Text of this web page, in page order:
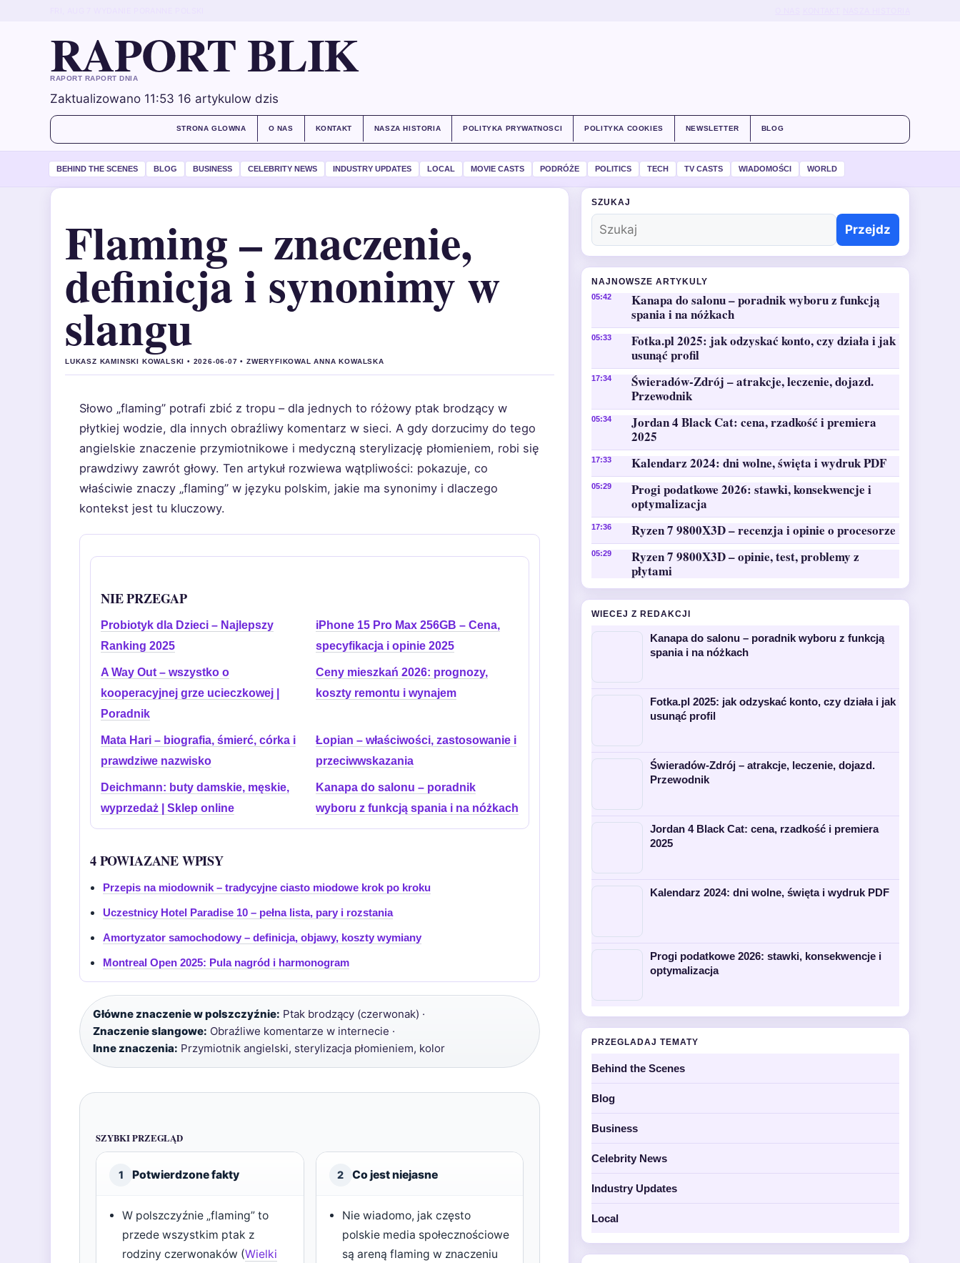
RAPORT BLIK
RAPORT RAPORT DNIA
Zaktualizowano 11:53 16 artykulow dzis
STRONA GLOWNA O NAS KONTAKT NASZA HISTORIA POLITYKA PRYWATNOSCI POLITYKA COOKIES NEWSLETTER BLOG
BEHIND THE SCENES BLOG BUSINESS CELEBRITY NEWS INDUSTRY UPDATES LOCAL MOVIE CASTS PODRÓŻE POLITICS TECH TV CASTS WIADOMOŚCI WORLD
Flaming – znaczenie,
definicja i synonimy w
slangu
LUKASZ KAMINSKI KOWALSKI • 2026-06-07 • ZWERYFIKOWAL ANNA KOWALSKA
Słowo „flaming” potrafi zbić z tropu – dla jednych to różowy ptak brodzący w
płytkiej wodzie, dla innych obraźliwy komentarz w sieci. A gdy dorzucimy do tego
angielskie znaczenie przymiotnikowe i medyczną sterylizację płomieniem, robi się
prawdziwy zawrót głowy. Ten artykuł rozwiewa wątpliwości: pokazuje, co
właściwie znaczy „flaming” w języku polskim, jakie ma synonimy i dlaczego
kontekst jest tu kluczowy.
NIE PRZEGAP
Probiotyk dla Dzieci – Najlepszy
Ranking 2025
iPhone 15 Pro Max 256GB – Cena,
specyfikacja i opinie 2025
A Way Out – wszystko o
kooperacyjnej grze ucieczkowej |
Poradnik
Ceny mieszkań 2026: prognozy,
koszty remontu i wynajem
Mata Hari – biografia, śmierć, córka i
prawdziwe nazwisko
Łopian – właściwości, zastosowanie i
przeciwwskazania
Deichmann: buty damskie, męskie,
wyprzedaż | Sklep online
Kanapa do salonu – poradnik
wyboru z funkcją spania i na nóżkach
4 POWIAZANE WPISY
Przepis na miodownik – tradycyjne ciasto miodowe krok po kroku
Uczestnicy Hotel Paradise 10 – pełna lista, pary i rozstania
Amortyzator samochodowy – definicja, objawy, koszty wymiany
Montreal Open 2025: Pula nagród i harmonogram
Główne znaczenie w polszczyźnie: Ptak brodzący (czerwonak) ·
Znaczenie slangowe: Obraźliwe komentarze w internecie ·
Inne znaczenia: Przymiotnik angielski, sterylizacja płomieniem, kolor
SZYBKI PRZEGLĄD
1 Potwierdzone fakty
W polszczyźnie „flaming” to
przede wszystkim ptak z
rodziny czerwonaków (Wielki
2 Co jest niejasne
Nie wiadomo, jak często
polskie media społecznościowe
są areną flaming w znaczeniu
SZUKAJ
Przejdz
NAJNOWSZE ARTYKULY
05:42
Kanapa do salonu – poradnik wyboru z funkcją
spania i na nóżkach
05:33
Fotka.pl 2025: jak odzyskać konto, czy działa i jak
usunąć profil
17:34
Świeradów-Zdrój – atrakcje, leczenie, dojazd.
Przewodnik
05:34
Jordan 4 Black Cat: cena, rzadkość i premiera
2025
17:33 Kalendarz 2024: dni wolne, święta i wydruk PDF
05:29
Progi podatkowe 2026: stawki, konsekwencje i
optymalizacja
17:36 Ryzen 7 9800X3D – recenzja i opinie o procesorze
05:29
Ryzen 7 9800X3D – opinie, test, problemy z
płytami
WIECEJ Z REDAKCJI
Kanapa do salonu – poradnik wyboru z funkcją
spania i na nóżkach
Fotka.pl 2025: jak odzyskać konto, czy działa i jak
usunąć profil
Świeradów-Zdrój – atrakcje, leczenie, dojazd.
Przewodnik
Jordan 4 Black Cat: cena, rzadkość i premiera
2025
Kalendarz 2024: dni wolne, święta i wydruk PDF
Progi podatkowe 2026: stawki, konsekwencje i
optymalizacja
PRZEGLADAJ TEMATY
Behind the Scenes
Blog
Business
Celebrity News
Industry Updates
Local